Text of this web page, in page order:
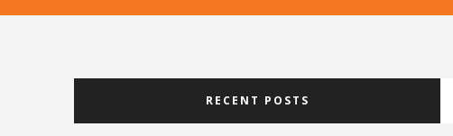
RECENT POSTS